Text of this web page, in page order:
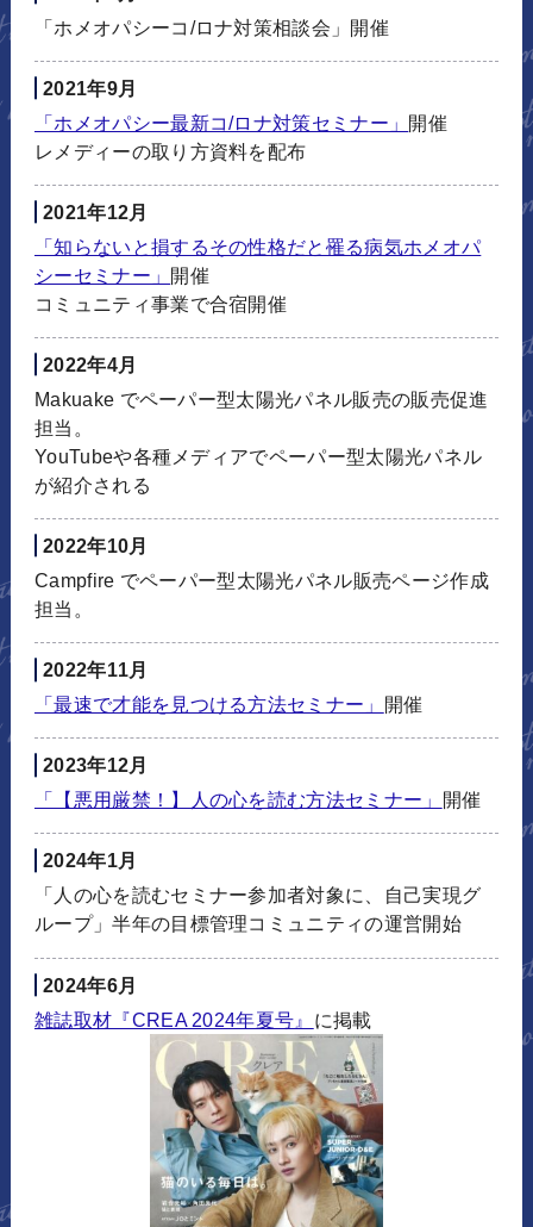
「ホメオパシーコ/ロナ対策相談会」開催
2021年9月
「ホメオパシー最新コ/ロナ対策セミナー」 開催
レメディーの取り方資料を配布
2021年12月
「知らないと損するその性格だと罹る病気ホメオパ
シーセミナー」 開催
コミュニティ事業で合宿開催
2022年4月
Makuake でペーパー型太陽光パネル販売の販売促進
担当。
YouTubeや各種メディアでペーパー型太陽光パネル
が紹介される
2022年10月
Campfire でペーパー型太陽光パネル販売ページ作成
担当。
2022年11月
「最速で才能を見つける方法セミナー」 開催
2023年12月
「【悪用厳禁！】人の心を読む方法セミナー」
開催
2024年1月
「人の心を読むセミナー参加者対象に、自己実現グ
ループ」半年の目標管理コミュニティの運営開始
2024年6月
雑誌取材『CREA 2024年夏号』 に掲載